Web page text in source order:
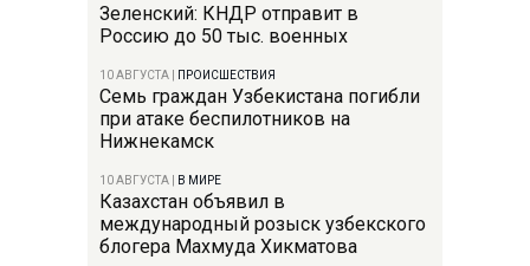
Зеленский: КНДР отправит в
Россию до 50 тыс. военных
10 АВГУСТА ПРОИСШЕСТВИЯ
Семь граждан Узбекистана погибли
при атаке беспилотников на
Нижнекамск
10 АВГУСТА В МИРЕ
Казахстан объявил в
международный розыск узбекского
блогера Махмуда Хикматова